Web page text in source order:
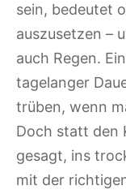
sein, bedeutet
auszusetzen –
auch Regen.
tagelanger
trüben, wenn
Doch statt den
gesagt, ins
mit der